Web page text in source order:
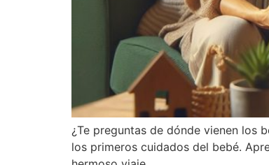
¿Te preguntas de dónde vienen los
los primeros cuidados del bebé.